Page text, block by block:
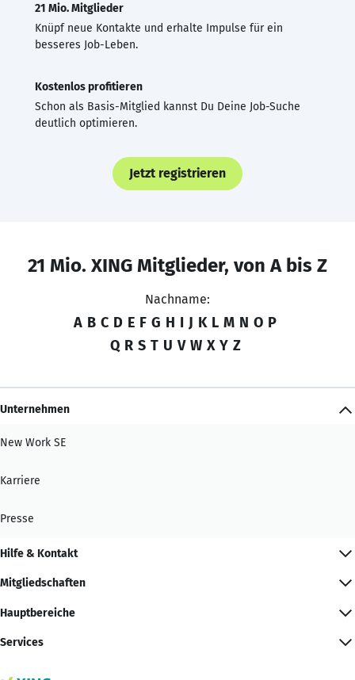
21 Mio. Mitglieder
Knüpf neue Kontakte und erhalte Impulse für ein
besseres Job-Leben.
Kostenlos profitieren
Schon als Basis-Mitglied kannst Du Deine Job-Suche
deutlich optimieren.
Jetzt registrieren
21 Mio. XING Mitglieder, von A bis Z
Nachname:
A B C D E F G H I J K L M N O P
Q R S T U V W X Y Z
Unternehmen
New Work SE
Karriere
Presse
Hilfe & Kontakt
Mitgliedschaften
Hauptbereiche
Services